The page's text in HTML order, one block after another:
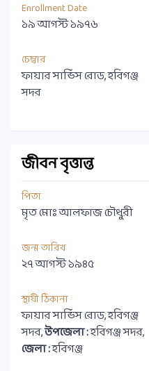
Enrollment Date
১৯ আগস্ট ১৯৭৬
চেম্বার
ফায়ার সার্ভিস রোড, হবিগঞ্জ
সদর
জীবন বৃত্তান্ত
পিতা
‍মৃত মোঃ আলফাজ চৌধুরী
জন্ম তারিখ
২৭ আগস্ট ১৯৪৫
স্থায়ী ঠিকানা
ফায়ার সার্ভিস রোড, হবিগঞ্জ
সদর,উপজেলা :হবিগঞ্জ সদর,
জেলা :হবিগঞ্জ